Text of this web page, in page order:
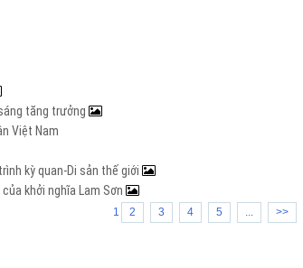
tăng trưởng
Việt Nam
kỳ quan-Di sản thế giới
khởi nghĩa Lam Sơn
1 2 3 4 5 ... >>